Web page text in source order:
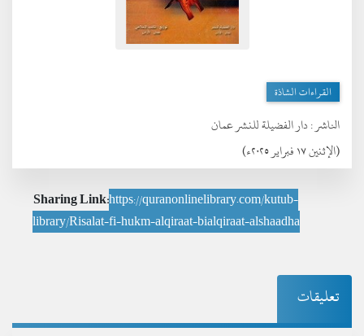
(الإثنين ١٧ فبراير ٢٠٢٥ء)
الناشر :دار الفضيلة للنشر عمان
القراءات الشاذة
Sharing Link:https://quranonlinelibrary.com/kutub-
library/Risalat-fi-hukm-alqiraat-bialqiraat-alshaadha
تعليقات